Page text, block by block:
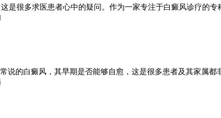
是很多求医患者心中的疑问。作为一家专注于白癜风诊疗的
说的白癜风，其早期是否能够自愈，这是很多患者及其家属